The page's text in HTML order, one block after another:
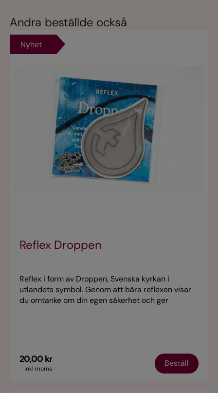
Andra beställde också
Nyhet
Reflex Droppen
Reflex i form av Droppen, Svenska kyrkan i
utlandets symbol. Genom att bära reflexen visar
du omtanke om din egen säkerhet och ger
20,00 kr
inkl moms
Beställ